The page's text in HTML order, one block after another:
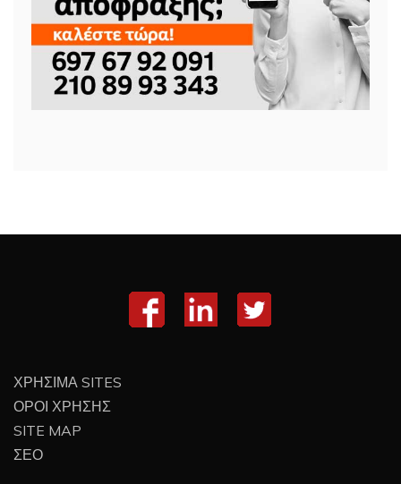
ΧΡΗΣΙΜΑ SITES
ΟΡΟΙ ΧΡΗΣΗΣ
SITE MAP
ΣΕΟ